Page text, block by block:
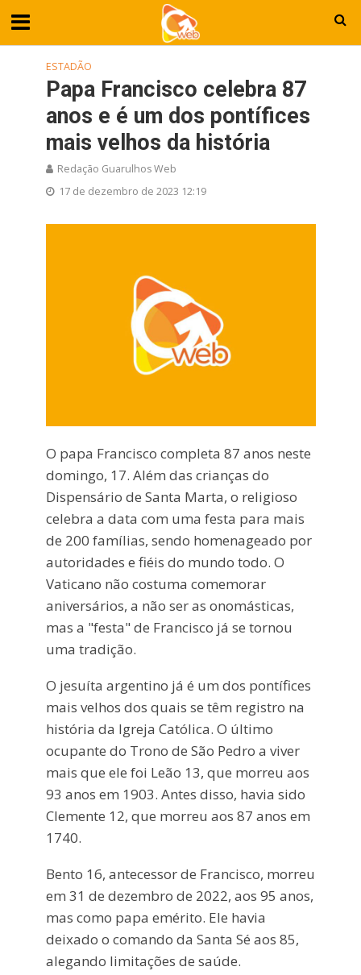
ESTADÃO
Papa Francisco celebra 87
anos e é um dos pontífices
mais velhos da história
Redação Guarulhos Web
17 de dezembro de 2023 12:19
O papa Francisco completa 87 anos neste
domingo, 17. Além das crianças do
Dispensário de Santa Marta, o religioso
celebra a data com uma festa para mais
de 200 famílias, sendo homenageado por
autoridades e fiéis do mundo todo. O
Vaticano não costuma comemorar
aniversários, a não ser as onomásticas,
mas a "festa" de Francisco já se tornou
uma tradição.
O jesuíta argentino já é um dos pontífices
mais velhos dos quais se têm registro na
história da Igreja Católica. O último
ocupante do Trono de São Pedro a viver
mais que ele foi Leão 13, que morreu aos
93 anos em 1903. Antes disso, havia sido
Clemente 12, que morreu aos 87 anos em
1740.
Bento 16, antecessor de Francisco, morreu
em 31 de dezembro de 2022, aos 95 anos,
mas como papa emérito. Ele havia
deixado o comando da Santa Sé aos 85,
alegando limitações de saúde.